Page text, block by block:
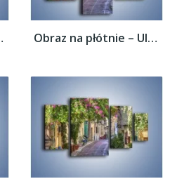
Obraz na płótnie – Uliczka w historycznej...